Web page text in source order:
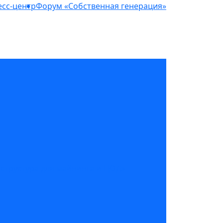
центрФорум «Собственная генерация»